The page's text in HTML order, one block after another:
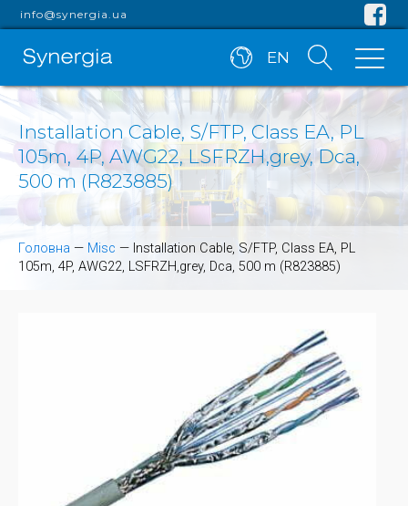
info@synergia.ua
EN
Installation Cable, S/FTP, Class EA, PL
105m, 4P, AWG22, LSFRZH,grey, Dca,
500 m (R823885)
Головна — Misc — Installation Cable, S/FTP, Class EA, PL
105m, 4P, AWG22, LSFRZH,grey, Dca, 500 m (R823885)